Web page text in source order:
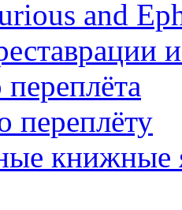
and
переплёту
книжные